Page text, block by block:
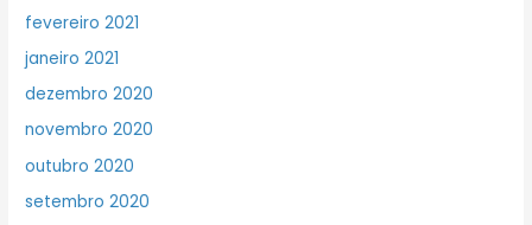
fevereiro 2021
janeiro 2021
dezembro 2020
novembro 2020
outubro 2020
setembro 2020